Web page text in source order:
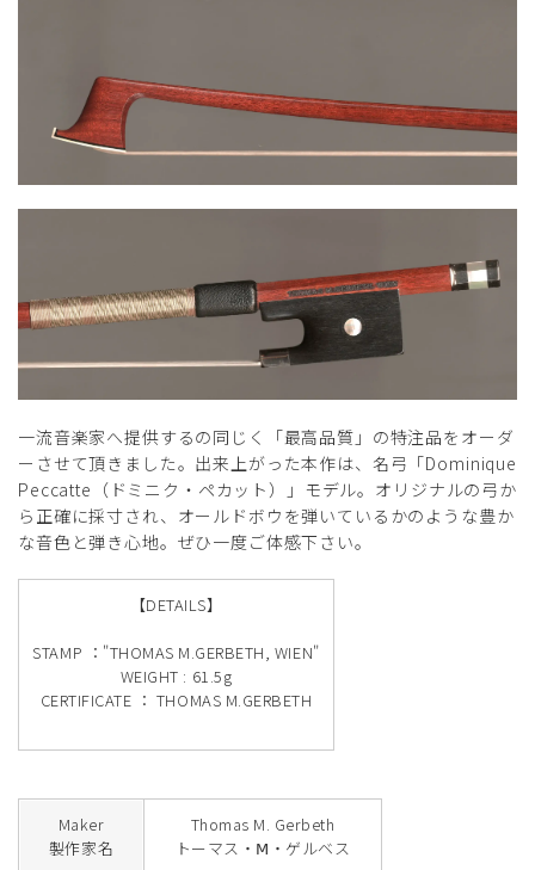
一流音楽家へ提供するの同じく「最高品質」の特注品をオーダ
ーさせて頂きました。出来上がった本作は、名弓「Dominique
Peccatte（ドミニク・ペカット）」モデル。オリジナルの弓か
ら正確に採寸され、オールドボウを弾いているかのような豊か
な音色と弾き心地。ぜひ一度ご体感下さい。
【DETAILS】
STAMP ："THOMAS M.GERBETH, WIEN"
WEIGHT : 61.5g
CERTIFICATE ： THOMAS M.GERBETH
Maker
製作家名
Thomas M. Gerbeth
トーマス・Ⅿ・ゲルベス